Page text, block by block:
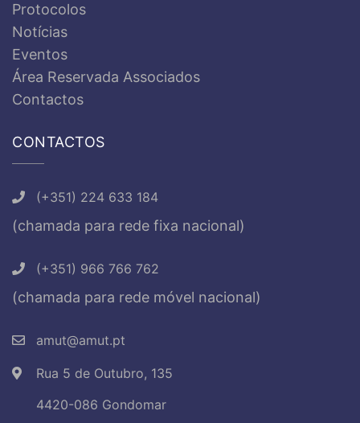
Protocolos
Notícias
Eventos
Área Reservada Associados
Contactos
CONTACTOS
(+351) 224 633 184
(chamada para rede fixa nacional)
(+351) 966 766 762
(chamada para rede móvel nacional)
amut@amut.pt
Rua 5 de Outubro, 135
4420-086 Gondomar